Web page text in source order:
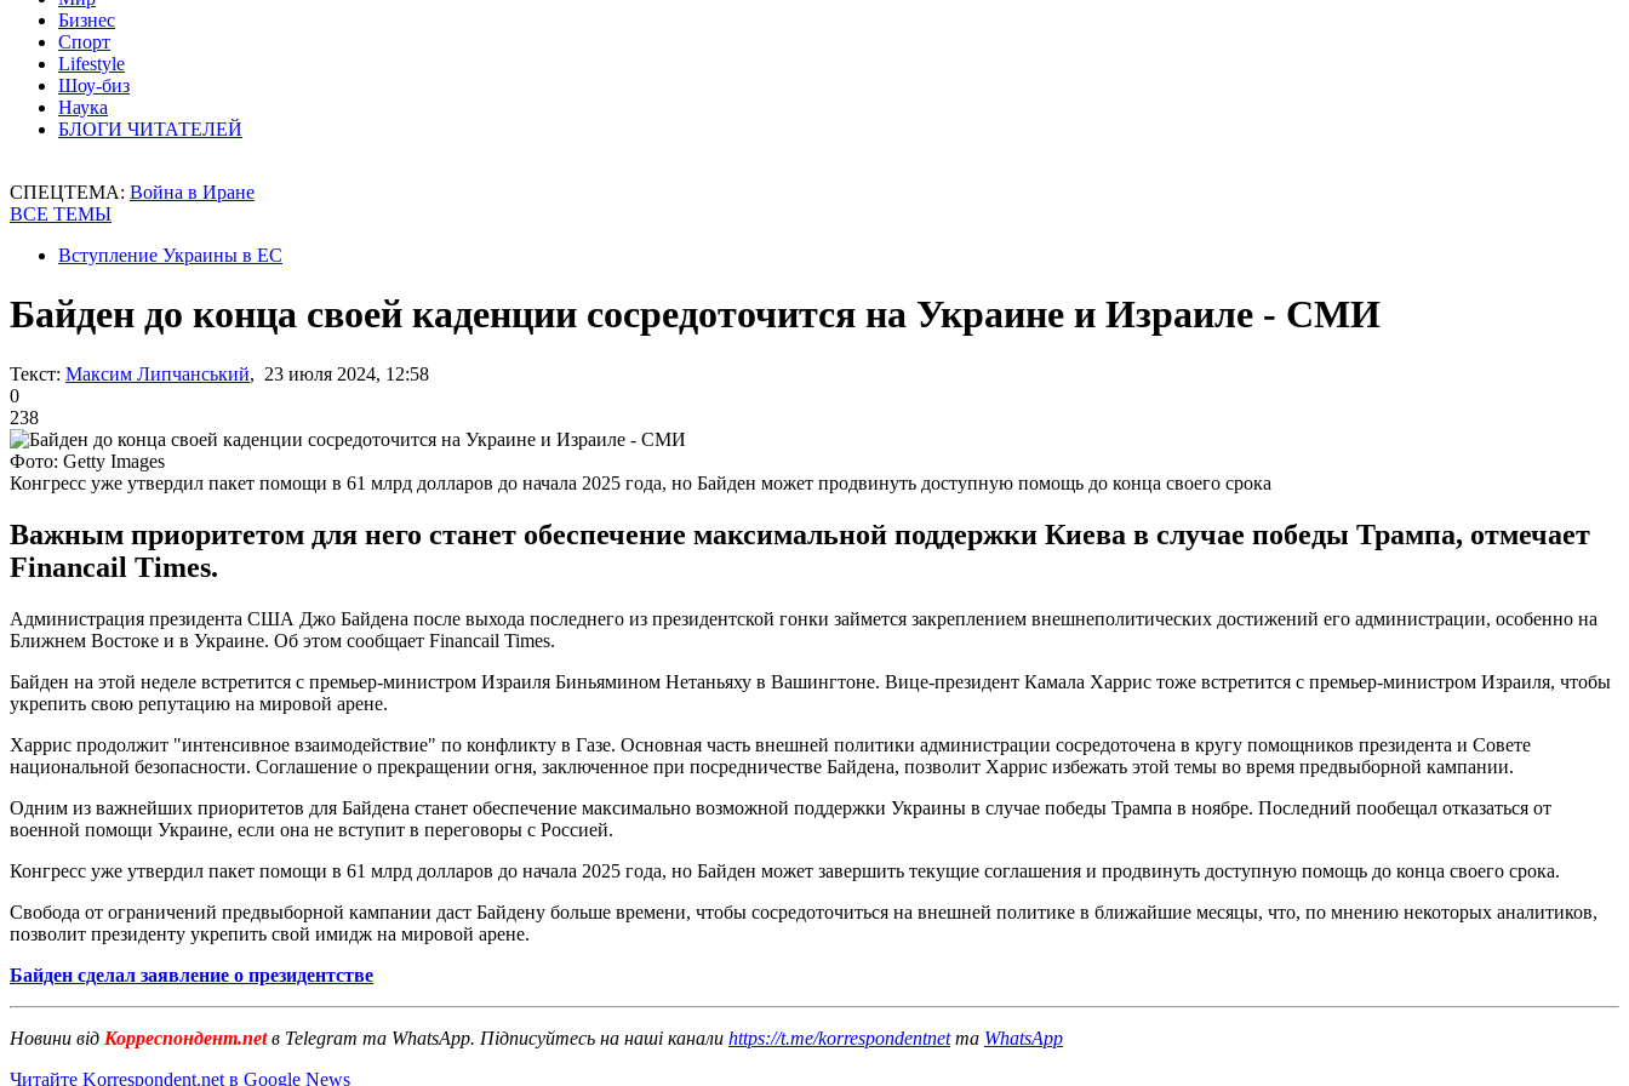
Бизнес
Спорт
Lifestyle
Шоу-биз
Наука
БЛОГИ ЧИТАТЕЛЕЙ
СПЕЦТЕМА: Война в Иране
ВСЕ ТЕМЫ
Вступление Украины в ЕС
Байден до конца своей каденции сосредоточится на Украине и Израиле - СМИ
Текст: Максим Липчанський, 23 июля 2024, 12:58
0
238
Фото: Getty Images
Конгресс уже утвердил пакет помощи в 61 млрд долларов до начала 2025 года, но Байден может продвинуть доступную помощь до конца своего срока
Важным приоритетом для него станет обеспечение максимальной поддержки Киева в случае победы Трампа, отмечает
Financail Times.
Администрация президента США Джо Байдена после выхода последнего из президентской гонки займется закреплением внешнеполитических достижений его администрации, особенно на
Ближнем Востоке и в Украине. Об этом сообщает Financail Times.
Байден на этой неделе встретится с премьер-министром Израиля Биньямином Нетаньяху в Вашингтоне. Вице-президент Камала Харрис тоже встретится с премьер-министром Израиля, чтобы
укрепить свою репутацию на мировой арене.
Харрис продолжит "интенсивное взаимодействие" по конфликту в Газе. Основная часть внешней политики администрации сосредоточена в кругу помощников президента и Совете
национальной безопасности. Соглашение о прекращении огня, заключенное при посредничестве Байдена, позволит Харрис избежать этой темы во время предвыборной кампании.
Одним из важнейших приоритетов для Байдена станет обеспечение максимально возможной поддержки Украины в случае победы Трампа в ноябре. Последний пообещал отказаться от
военной помощи Украине, если она не вступит в переговоры с Россией.
Конгресс уже утвердил пакет помощи в 61 млрд долларов до начала 2025 года, но Байден может завершить текущие соглашения и продвинуть доступную помощь до конца своего срока.
Свобода от ограничений предвыборной кампании даст Байдену больше времени, чтобы сосредоточиться на внешней политике в ближайшие месяцы, что, по мнению некоторых аналитиков,
позволит президенту укрепить свой имидж на мировой арене.
Байден сделал заявление о президентстве
Новини від Корреспондент.netв Telegram та WhatsApp. Підписуйтесь на наші канали https://t.me/korrespondentnetта WhatsApp
Читайте Korrespondent.net в Google News